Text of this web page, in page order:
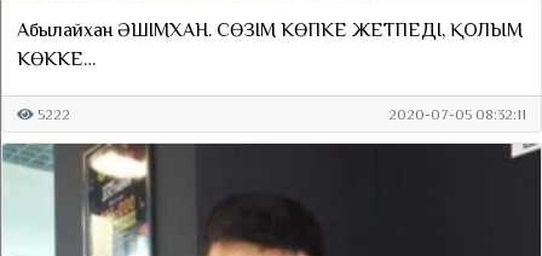
Абылайхан ӘШІМХАН. СӨЗІМ КӨПКЕ ЖЕТПЕДІ, ҚОЛЫМ
КӨККЕ…
5222 2020-07-05 08:32:11